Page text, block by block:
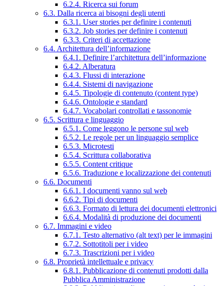
6.2.4. Ricerca sui forum
6.3. Dalla ricerca ai bisogni degli utenti
6.3.1. User stories per definire i contenuti
6.3.2. Job stories per definire i contenuti
6.3.3. Criteri di accettazione
6.4. Architettura dell’informazione
6.4.1. Definire l’architettura dell’informazione
6.4.2. Alberatura
6.4.3. Flussi di interazione
6.4.4. Sistemi di navigazione
6.4.5. Tipologie di contenuto (content type)
6.4.6. Ontologie e standard
6.4.7. Vocabolari controllati e tassonomie
6.5. Scrittura e linguaggio
6.5.1. Come leggono le persone sul web
6.5.2. Le regole per un linguaggio semplice
6.5.3. Microtesti
6.5.4. Scrittura collaborativa
6.5.5. Content critique
6.5.6. Traduzione e localizzazione dei contenuti
6.6. Documenti
6.6.1. I documenti vanno sul web
6.6.2. Tipi di documenti
6.6.3. Formato di lettura dei documenti elettronici
6.6.4. Modalità di produzione dei documenti
6.7. Immagini e video
6.7.1. Testo alternativo (alt text) per le immagini
6.7.2. Sottotitoli per i video
6.7.3. Trascrizioni per i video
6.8. Proprietà intellettuale e privacy
6.8.1. Pubblicazione di contenuti prodotti dalla
Pubblica Amministrazione